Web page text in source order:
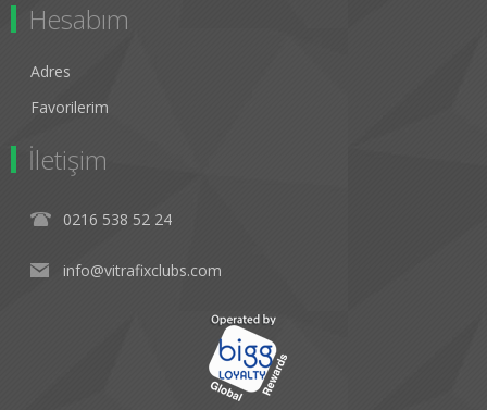
Hesabım
Adres
Favorilerim
İletişim
0216 538 52 24
info@vitrafixclubs.com